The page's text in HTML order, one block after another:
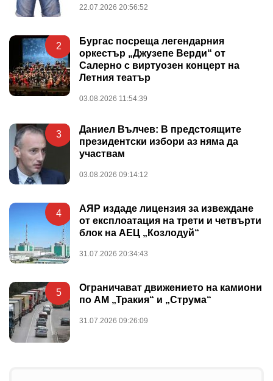
22.07.2026 20:56:52
2
Бургас посреща легендарния
оркестър „Джузепе Верди“ от
Салерно с виртуозен концерт на
Летния театър
03.08.2026 11:54:39
3
Даниел Вълчев: В предстоящите
президентски избори аз няма да
участвам
03.08.2026 09:14:12
4
АЯР издаде лицензия за извеждане
от експлоатация на трети и четвърти
блок на АЕЦ „Козлодуй“
31.07.2026 20:34:43
5
Ограничават движението на камиони
по АМ „Тракия“ и „Струма“
31.07.2026 09:26:09